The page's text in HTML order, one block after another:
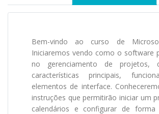
Bem-vindo ao curso de
Iniciaremos vendo como o software
no gerenciamento de projetos,
características principais,
elementos de interface.
instruções que permitirão iniciar um
calendários e configurar de forma